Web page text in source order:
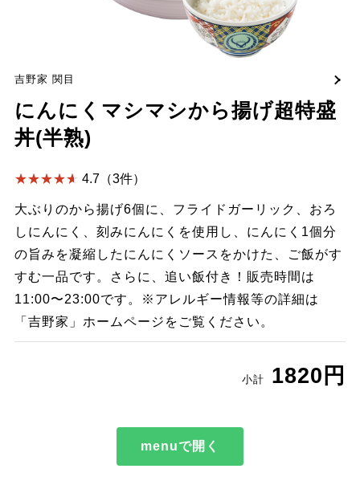
吉野家 関目
にんにくマシマシから揚げ超特盛
丼(半熟)
4.7（3件）
大ぶりのから揚げ6個に、フライドガーリック、おろ
しにんにく、刻みにんにくを使用し、にんにく1個分
の旨みを凝縮したにんにくソースをかけた、ご飯がす
すむ一品です。さらに、追い飯付き！販売時間は
11:00〜23:00です。※アレルギー情報等の詳細は
「吉野家」ホームページをご覧ください。
小計 1820円
menuで開く